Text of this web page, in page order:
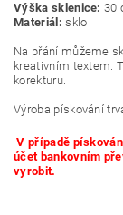
Výška sklenice: 30
Materiál: sklo
Na přání můžeme
kreativním textem.
korekturu.
Výroba pískování
V případě
účet bankovním
vyrobit.